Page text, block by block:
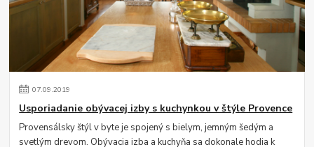
07.09.2019
Usporiadanie obývacej izby s kuchynkou v štýle Provence
Provensálsky štýl v byte je spojený s bielym, jemným šedým a
svetlým drevom. Obývacia izba a kuchyňa sa dokonale hodia k